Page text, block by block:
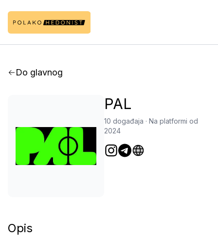
Do glavnog
PAL
10 događaja ·Na platformi od
2024
Opis